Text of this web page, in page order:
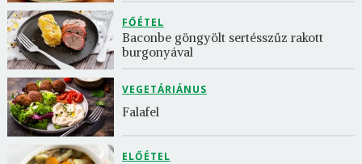
FŐÉTEL
Baconbe göngyölt sertésszűz rakott
burgonyával
VEGETÁRIÁNUS
Falafel
ELŐÉTEL